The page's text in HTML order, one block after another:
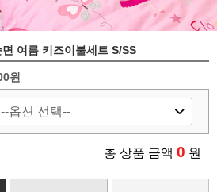
여름 키즈이불세트 S/SS
원
총 상품 금액 0 원